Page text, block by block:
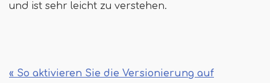
und ist sehr leicht zu verstehen.
« So aktivieren Sie die Versionierung auf